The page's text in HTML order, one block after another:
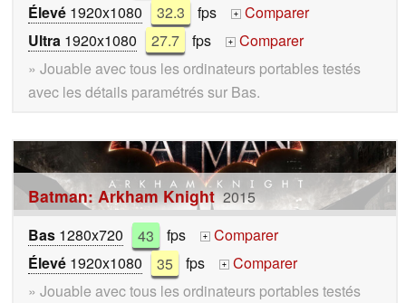
Élevé 1920x1080 32.3 fps +
Comparer
Ultra 1920x1080 27.7 fps +
Comparer
» Jouable avec tous les ordinateurs portables testés
avec les détails paramétrés sur Bas.
Batman: Arkham Knight 2015
Bas 1280x720 43 fps +
Comparer
Élevé 1920x1080 35 fps +
Comparer
» Jouable avec tous les ordinateurs portables testés